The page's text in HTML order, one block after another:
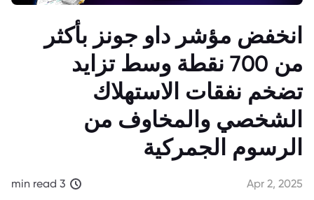
انخفض مؤشر داو جونز بأكثر
من 700 نقطة وسط تزايد
تضخم نفقات الاستهلاك
الشخصي والمخاوف من
الرسوم الجمركية
Apr 2, 2025
3 min read